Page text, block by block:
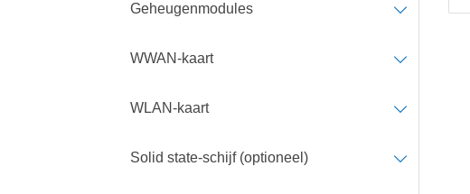
Geheugenmodules
WWAN-kaart
WLAN-kaart
Solid state-schijf (optioneel)